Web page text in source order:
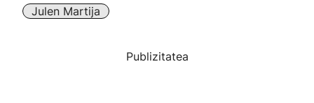
Julen Martija
Publizitatea